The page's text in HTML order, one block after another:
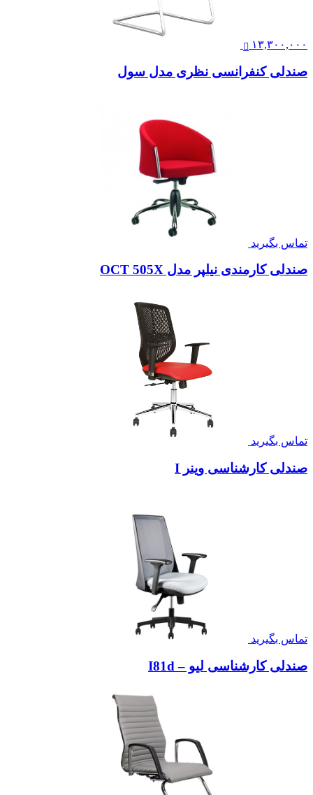
۱۳,۳۰۰,۰۰۰
صندلی کنفرانسی نظری مدل سول
تماس بگیرید
صندلی کارمندی نیلپر مدل OCT 505X
تماس بگیرید
صندلی کارشناسی وینر I
تماس بگیرید
صندلی کارشناسی لیو – I81d